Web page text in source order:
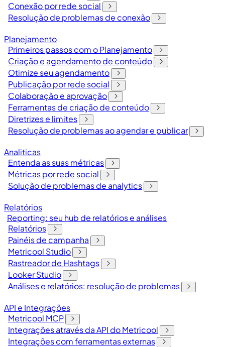
Conexão por rede social
Resolução de problemas de conexão
Planejamento
Primeiros passos com o Planejamento
Criação e agendamento de conteúdo
Otimize seu agendamento
Publicação por rede social
Colaboração e aprovação
Ferramentas de criação de conteúdo
Diretrizes e limites
Resolução de problemas ao agendar e publicar
Analiticas
Entenda as suas métricas
Métricas por rede social
Solução de problemas de analytics
Relatórios
Reporting: seu hub de relatórios e análises
Relatórios
Painéis de campanha
Metricool Studio
Rastreador de Hashtags
Looker Studio
Análises e relatórios: resolução de problemas
API e Integrações
Metricool MCP
Integrações através da API do Metricool
Integrações com ferramentas externas